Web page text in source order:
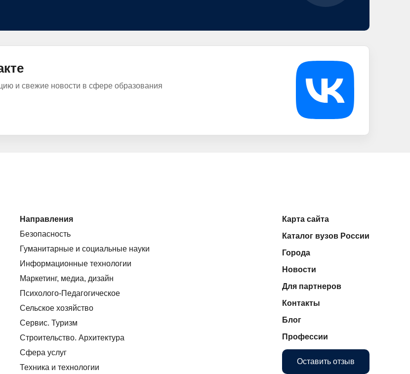
и свежие новости в сфере образования
Направления
Безопасность
Гуманитарные и социальные науки
Информационные технологии
Маркетинг, медиа, дизайн
Психолого-Педагогическое
Сельское хозяйство
Сервис. Туризм
Строительство. Архитектура
Сфера услуг
Техника и технологии
Карта сайта
Каталог вузов России
Города
Новости
Для партнеров
Контакты
Блог
Профессии
Оставить отзыв